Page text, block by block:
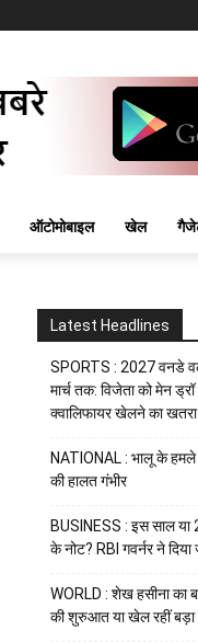
ऑटोमोबाइल खेल
Latest Headlines
SPORTS : 2027 वनडे
मार्च तक: विजेता को मेन
क्वालिफायर खेलने का खतरा
NATIONAL : भालू के हमले
की हालत गंभीर
BUSINESS : इस साल
के नोट? RBI गवर्नर ने दिया
WORLD : शेख हसीना का
की शुरुआत या खेल रहीं बड़ा